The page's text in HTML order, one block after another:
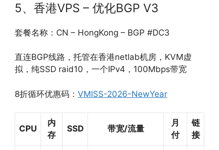
5、香港VPS – 优化BGP V3
套餐名称：CN – HongKong – BGP #DC3
直连BGP线路，托管在香港netlab机房，KVM虚
拟，纯SSD raid10，一个IPv4，100Mbps带宽
8折循环优惠码： VMISS-2026-NewYear
CPU
内
存
SSD 带宽/流量
月
付
链
接